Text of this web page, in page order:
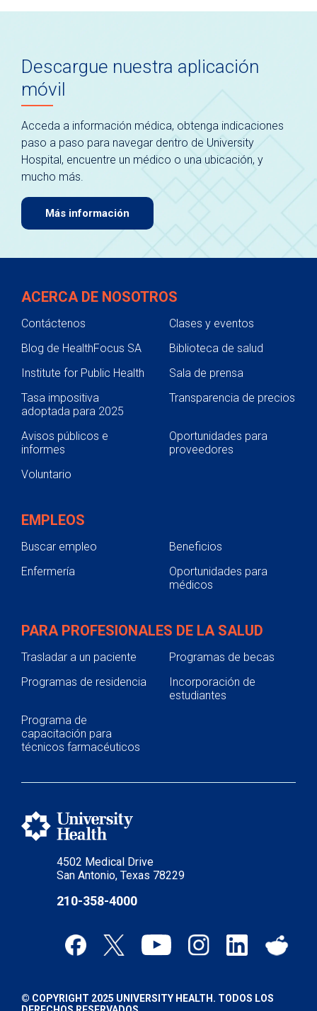
Descargue nuestra aplicación
móvil
Acceda a información médica, obtenga indicaciones
paso a paso para navegar dentro de University
Hospital, encuentre un médico o una ubicación, y
mucho más.
Más información
4502 Medical Drive
San Antonio, Texas 78229
210-358-4000
ACERCA DE NOSOTROS
Contáctenos
Clases y eventos
Blog de HealthFocus SA
Biblioteca de salud
Institute for Public Health
Sala de prensa
Tasa impositiva
adoptada para 2025
Transparencia de precios
Avisos públicos e
informes
Oportunidades para
proveedores
Voluntario
EMPLEOS
Buscar empleo
Beneficios
Enfermería
Oportunidades para
médicos
PARA PROFESIONALES DE LA SALUD
Trasladar a un paciente
Programas de becas
Programas de residencia
Incorporación de
estudiantes
Programa de
capacitación para
técnicos farmacéuticos
© COPYRIGHT 2025 UNIVERSITY HEALTH. TODOS LOS